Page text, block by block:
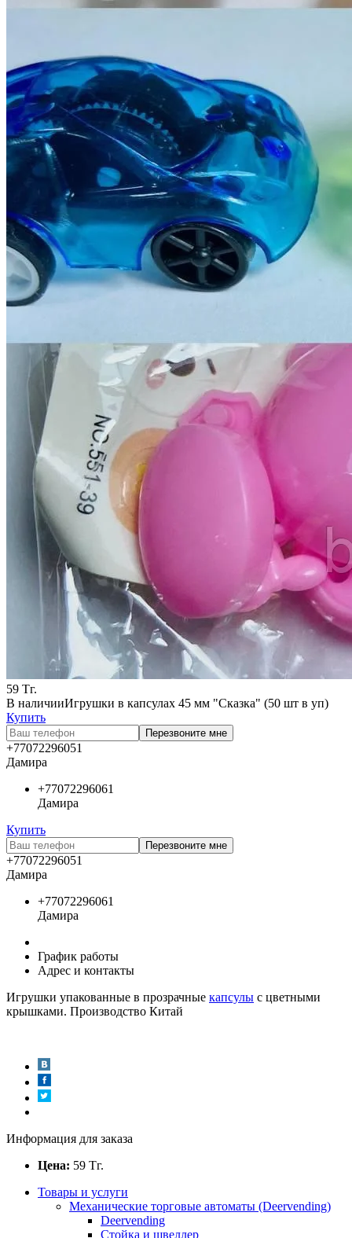
59 Тг.
В наличииИгрушки в капсулах 45 мм "Сказка" (50 шт в уп)
Купить
Перезвоните мне
+77072296051
Дамира
+77072296061
Дамира
Купить
Перезвоните мне
+77072296051
Дамира
+77072296061
Дамира
График работы
Адрес и контакты
Игрушки упакованные в прозрачные капсулы с цветными
крышками. Производство Китай
Информация для заказа
Цена: 59 Тг.
Товары и услуги
Механические торговые автоматы (Deervending)
Deervending
Стойка и швеллер